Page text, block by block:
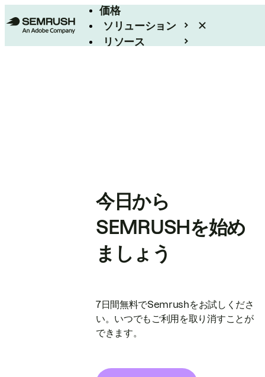
価格
ソリューション
リソース
今日から
SEMRUSHを始め
ましょう
7日間無料でSemrushをお試しくださ
い。いつでもご利用を取り消すことが
できます。